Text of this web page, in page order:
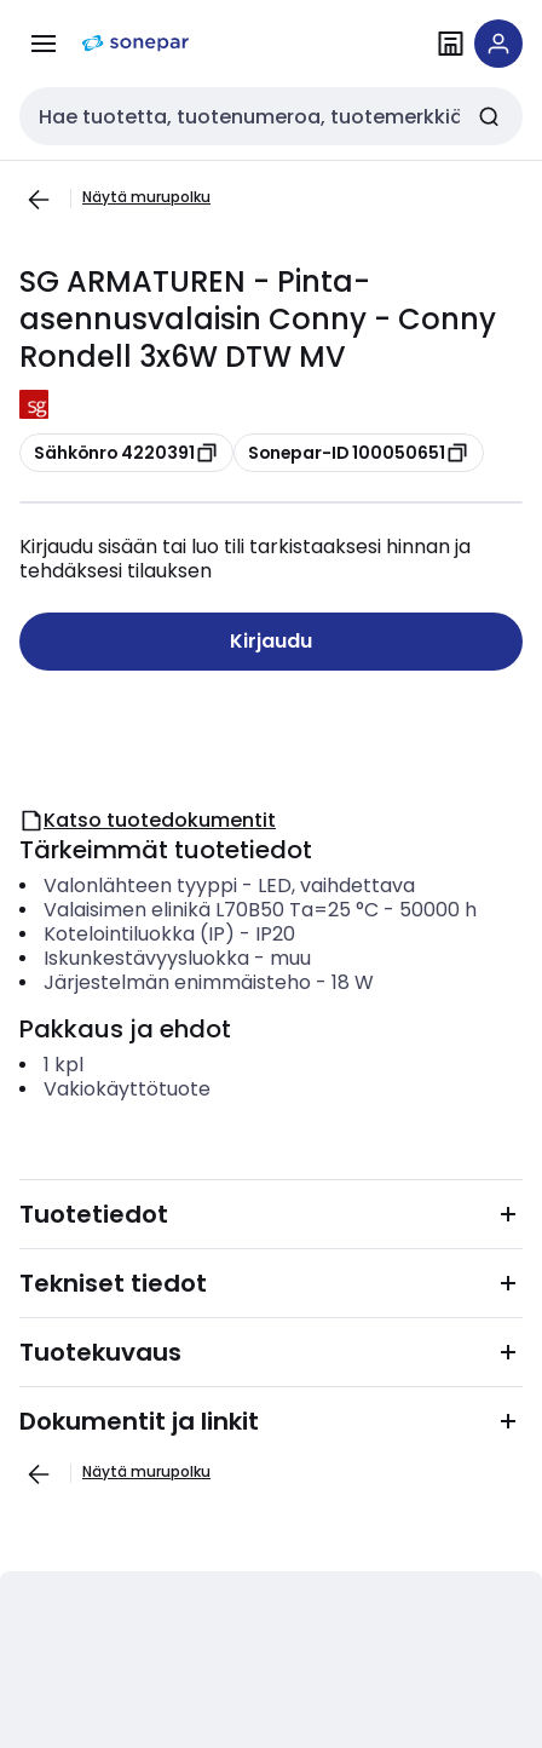
navigointiinsisältöön
Haku
Näytä murupolku
SG ARMATUREN - Pinta-
asennusvalaisin Conny - Conny
Rondell 3x6W DTW MV
Kopioi
Sähkönro 4220391 Kopioi
Sonepar-ID 100050651
Kirjaudu sisään tai luo tili tarkistaaksesi hinnan ja
tehdäksesi tilauksen
Kirjaudu
Katso tuotedokumentit
Tärkeimmät tuotetiedot
Valonlähteen tyyppi- LED, vaihdettava
Valaisimen elinikä L70B50 Ta=25 °C - 50000 h
Kotelointiluokka (IP) - IP20
Iskunkestävyysluokka- muu
Järjestelmän enimmäisteho - 18 W
Pakkaus ja ehdot
1 kpl
Vakiokäyttötuote
Tuotetiedot
Tekniset tiedot
Tuotekuvaus
Dokumentit ja linkit
Näytä murupolku